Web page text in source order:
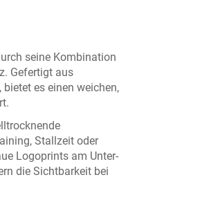
seine Kombination
Gefertigt aus
, bietet es einen weichen,
Stallzeit oder
Logoprints am Unter-
die Sichtbarkeit bei